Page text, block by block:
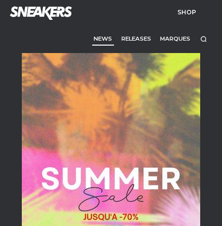
SHOP
NEWS RELEASES MARQUES